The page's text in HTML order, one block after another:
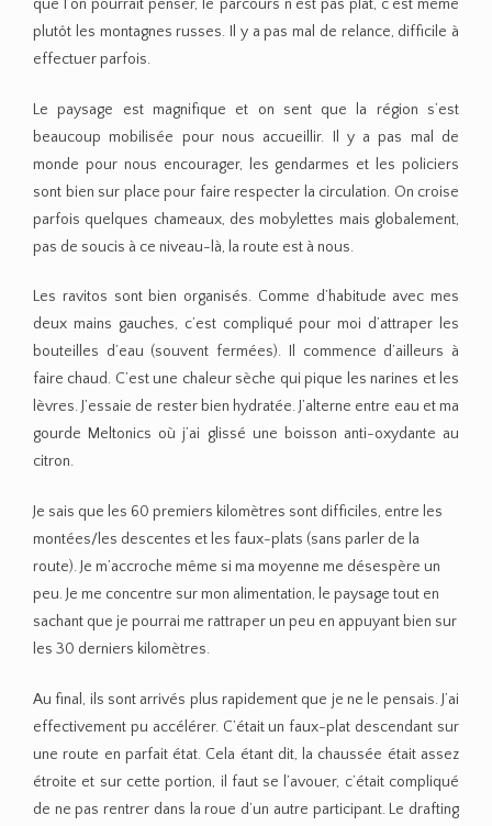
que l’on pourrait penser, le parcours n’est pas plat, c’est même
plutôt les montagnes russes. Il y a pas mal de relance, difficile à
effectuer parfois.
Le paysage est magnifique et on sent que la région s’est
beaucoup mobilisée pour nous accueillir. Il y a pas mal de
monde pour nous encourager, les gendarmes et les policiers
sont bien sur place pour faire respecter la circulation. On croise
parfois quelques chameaux, des mobylettes mais globalement,
pas de soucis à ce niveau-là, la route est à nous.
Les ravitos sont bien organisés. Comme d’habitude avec mes
deux mains gauches, c’est compliqué pour moi d’attraper les
bouteilles d’eau (souvent fermées). Il commence d’ailleurs à
faire chaud. C’est une chaleur sèche qui pique les narines et les
lèvres. J’essaie de rester bien hydratée. J’alterne entre eau et ma
gourde Meltonics où j’ai glissé une boisson anti-oxydante au
citron.
Je sais que les 60 premiers kilomètres sont difficiles, entre les
montées/les descentes et les faux-plats (sans parler de la
route). Je m’accroche même si ma moyenne me désespère un
peu. Je me concentre sur mon alimentation, le paysage tout en
sachant que je pourrai me rattraper un peu en appuyant bien sur
les 30 derniers kilomètres.
Au final, ils sont arrivés plus rapidement que je ne le pensais. J’ai
effectivement pu accélérer. C’était un faux-plat descendant sur
une route en parfait état. Cela étant dit, la chaussée était assez
étroite et sur cette portion, il faut se l’avouer, c’était compliqué
de ne pas rentrer dans la roue d’un autre participant. Le drafting